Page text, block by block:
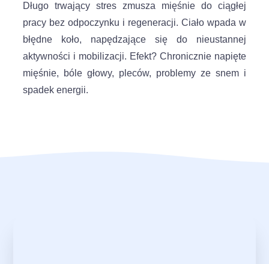
Długo trwający stres zmusza mięśnie do ciągłej
pracy bez odpoczynku i regeneracji. Ciało wpada w
błędne koło, napędzające się do nieustannej
aktywności i mobilizacji. Efekt? Chronicznie napięte
mięśnie, bóle głowy, pleców, problemy ze snem i
spadek energii.